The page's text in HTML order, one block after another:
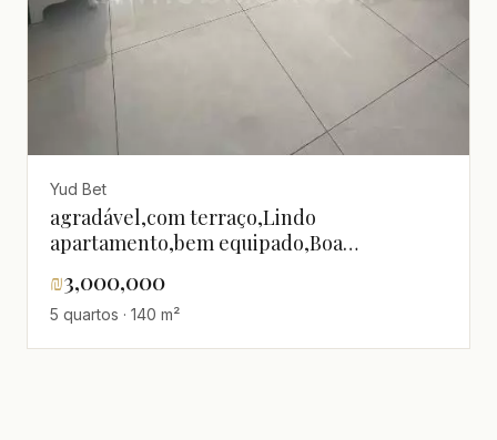
Yud Bet
agradável,com terraço,Lindo
apartamento,bem equipado,Boa
₪3,000,000
5 quartos · 140 m²